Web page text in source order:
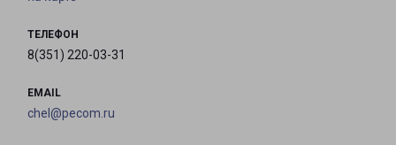
ТЕЛЕФОН
8(351) 220-03-31
EMAIL
chel@pecom.ru